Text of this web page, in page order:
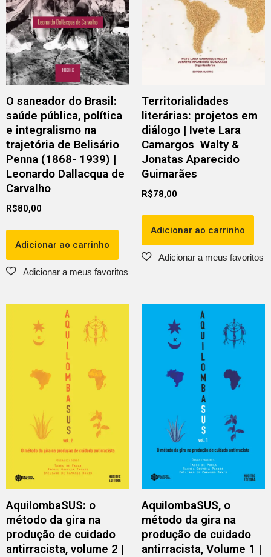
O saneador do Brasil:
saúde pública, política
e integralismo na
trajetória de Belisário
Penna (1868- 1939) |
Leonardo Dallacqua de
Carvalho
R$80,00
Adicionar ao carrinho
Territorialidades
literárias: projetos em
diálogo | Ivete Lara
Camargos Walty &
Jonatas Aparecido
Guimarães
R$78,00
Adicionar ao carrinho
AquilombaSUS: o
método da gira na
produção de cuidado
antirracista, volume 2 |
AquilombaSUS, o
método da gira na
produção de cuidado
antirracista, Volume 1 |